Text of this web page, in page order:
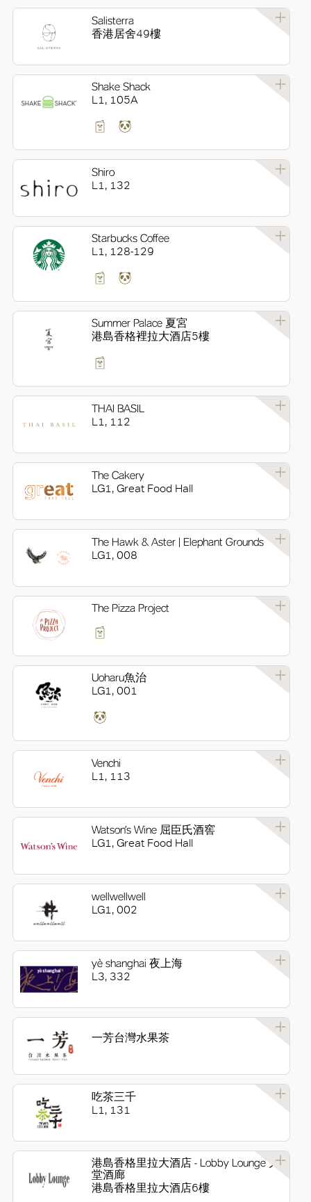
Salisterra
香港居舍49樓
Shake Shack
L1, 105A
Shiro
L1, 132
Starbucks Coffee
L1, 128-129
Summer Palace 夏宮
港島香格裡拉大酒店5樓
THAI BASIL
L1, 112
The Cakery
LG1, Great Food Hall
The Hawk & Aster | Elephant Grounds
LG1, 008
The Pizza Project
Uoharu魚治
LG1, 001
Venchi
L1, 113
Watson’s Wine 屈臣氏酒窖
LG1, Great Food Hall
wellwellwell
LG1, 002
yè shanghai 夜上海
L3, 332
一芳台灣水果茶
吃茶三千
L1, 131
港島香格里拉大酒店 - Lobby Lounge 大
堂酒廊
港島香格里拉大酒店6樓